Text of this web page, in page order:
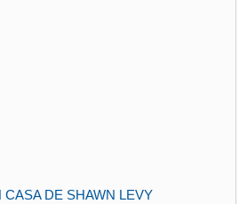
DE SHAWN LEVY